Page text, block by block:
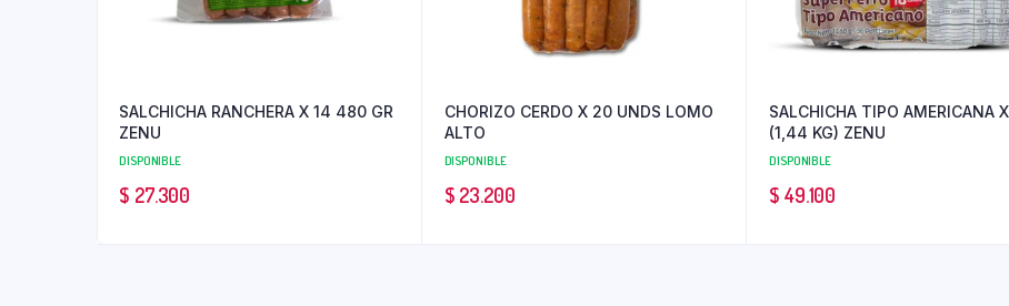
SALCHICHA RANCHERA X 14 480 GR
ZENU
DISPONIBLE
$ 27.300
CHORIZO CERDO X 20 UNDS LOMO
ALTO
DISPONIBLE
$ 23.200
SALCHICHA TIPO AMERICANA
(1,44 KG) ZENU
DISPONIBLE
$ 49.100